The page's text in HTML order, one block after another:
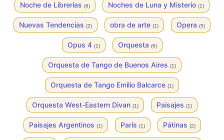
Noche de Librerías (6) Noches de Luna y Misterio (1)
Nuevas Tendencias (2) obra de arte (1) Opera (5)
Opus 4 (1) Orquesta (6)
Orquesta de Tango de Buenos Aires (1)
Orquesta de Tango Emilio Balcarce (1)
Orquesta West-Eastern Divan (1) Paisajes (1)
Paisajes Argentinos (1) París (1) Pátinas (2)